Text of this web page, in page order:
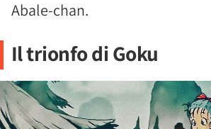
Abale-chan.
Il trionfo di Goku